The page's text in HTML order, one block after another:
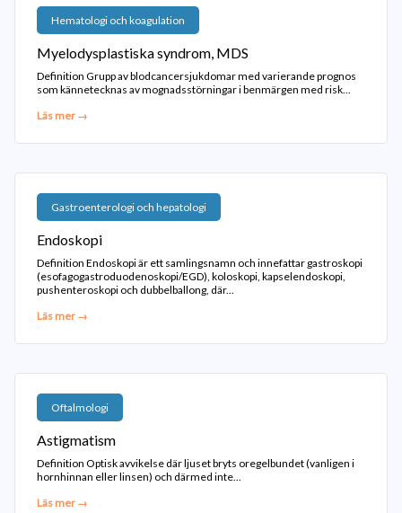
Hematologi och koagulation
Myelodysplastiska syndrom, MDS
Definition Grupp av blodcancersjukdomar med varierande prognos
som kännetecknas av mognadsstörningar i benmärgen med risk...
Läs mer →
Gastroenterologi och hepatologi
Endoskopi
Definition Endoskopi är ett samlingsnamn och innefattar gastroskopi
(esofagogastroduodenoskopi/EGD), koloskopi, kapselendoskopi,
pushenteroskopi och dubbelballong, där...
Läs mer →
Oftalmologi
Astigmatism
Definition Optisk avvikelse där ljuset bryts oregelbundet (vanligen i
hornhinnan eller linsen) och därmed inte...
Läs mer →